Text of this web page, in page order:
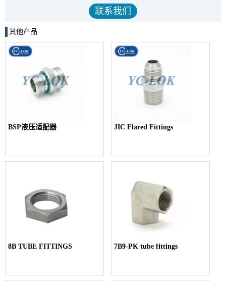
其他产品
BSP液压适配器 JIC Flared Fittings
8B TUBE FITTINGS 7B9-PK tube fittings